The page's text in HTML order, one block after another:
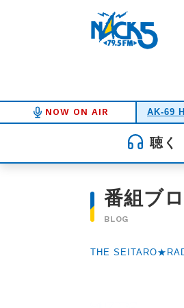
NOW ON AIR AK-69
聴く
番組ブ
BLOG
THE